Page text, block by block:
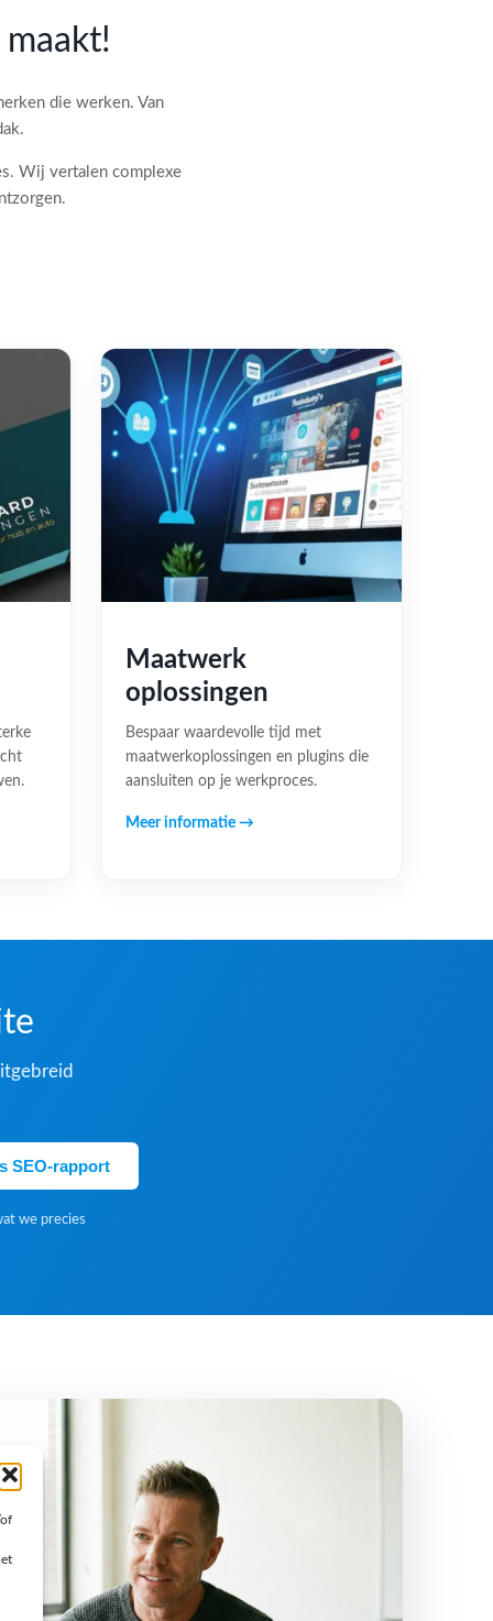
die werken. Van
Wij vertalen complexe
Maatwerk
oplossingen
Bespaar waardevolle tijd met
maatwerkoplossingen en plugins die
aansluiten op je werkproces.
Meer informatie →
SEO-rapport
we precies